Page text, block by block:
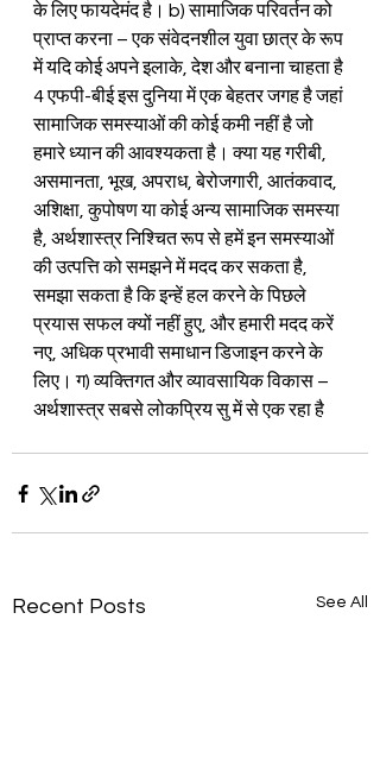
के लिए फायदेमंद है। b) सामाजिक परिवर्तन को
प्राप्त करना – एक संवेदनशील युवा छात्र के रूप
में यदि कोई अपने इलाके, देश और बनाना चाहता है
4 एफपी-बीई इस दुनिया में एक बेहतर जगह है जहां
सामाजिक समस्याओं की कोई कमी नहीं है जो
हमारे ध्यान की आवश्यकता है। क्या यह गरीबी,
असमानता, भूख, अपराध, बेरोजगारी, आतंकवाद,
अशिक्षा, कुपोषण या कोई अन्य सामाजिक समस्या
है, अर्थशास्त्र निश्चित रूप से हमें इन समस्याओं
की उत्पत्ति को समझने में मदद कर सकता है,
समझा सकता है कि इन्हें हल करने के पिछले
प्रयास सफल क्यों नहीं हुए, और हमारी मदद करें
नए, अधिक प्रभावी समाधान डिजाइन करने के
लिए। ग) व्यक्तिगत और व्यावसायिक विकास –
अर्थशास्त्र सबसे लोकप्रिय सु में से एक रहा है
Recent Posts See All